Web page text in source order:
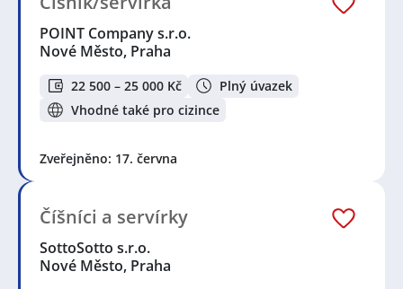
POINT Company s.r.o.
Nové Město, Praha
22 500 – 25 000 Kč
Plný úvazek
Vhodné také pro cizince
Zveřejněno: 17. června
Číšníci a servírky
SottoSotto s.r.o.
Nové Město, Praha